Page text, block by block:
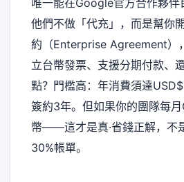
唯一能在Google官方合作夥伴
他們不做「代充」，而是幫你
約（Enterprise Agreement）
立台幣發票、支援分期付款、
點？門檻高：年消費須達
簽約3年。但如果你的團隊每
幣——這才是真·省錢正解，不
30%帳單。